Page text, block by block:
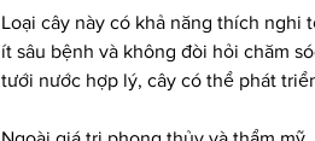
Loại cây này có khả năng thích nghi
ít sâu bệnh và không đòi hỏi chăm
tưới nước hợp lý, cây có thể phát